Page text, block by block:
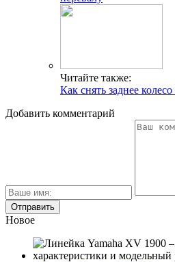
Читайте также:
Как снять заднее
Добавить комментарий
Новое